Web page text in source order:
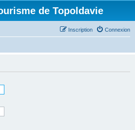
de Topoldavie
Connexion
Inscription